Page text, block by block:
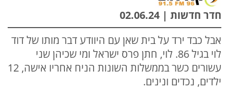
חדר חדשות | 02.06.24
אבל כבד ירד על בית שאן עם היוודע דבר מותו של דוד
לוי בגיל 86. לוי, חתן פרס ישראל ומי שכיהן שני
עשורים כשר בממשלות השונות הניח אחריו אישה, 12
ילדים, נכדים ונינים.